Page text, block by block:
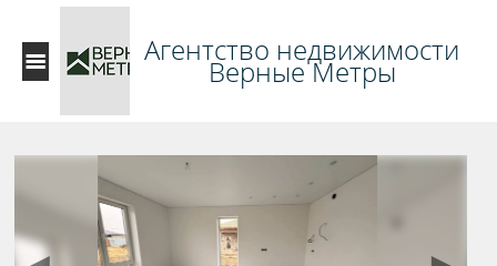
Агентство недвижимости
Верные Метры